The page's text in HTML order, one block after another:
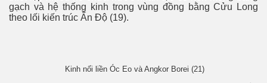
gạch và hệ thống kinh trong vùng đồng bằng Cửu Long
theo lối kiến trúc Ấn Độ (19).
Kinh nối liền Óc Eo và Angkor Borei (21)